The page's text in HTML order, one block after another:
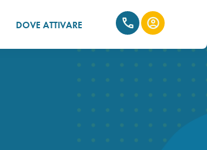
DOVE ATTIVARE